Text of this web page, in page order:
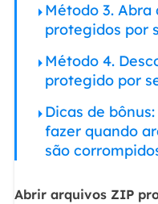
Método 3.
protegidos por
Método 4.
protegido por
Dicas de
fazer quando
são
Abrir arquivos ZIP